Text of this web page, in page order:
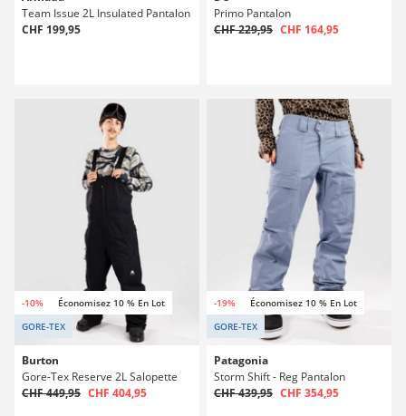
Team Issue 2L Insulated Pantalon
CHF 199,95
Primo Pantalon
CHF 229,95 CHF 164,95
-10%
Économisez 10 % En Lot
GORE-TEX
Burton
Gore-Tex Reserve 2L Salopette
CHF 449,95 CHF 404,95
-19%
Économisez 10 % En Lot
GORE-TEX
Patagonia
Storm Shift - Reg Pantalon
CHF 439,95 CHF 354,95